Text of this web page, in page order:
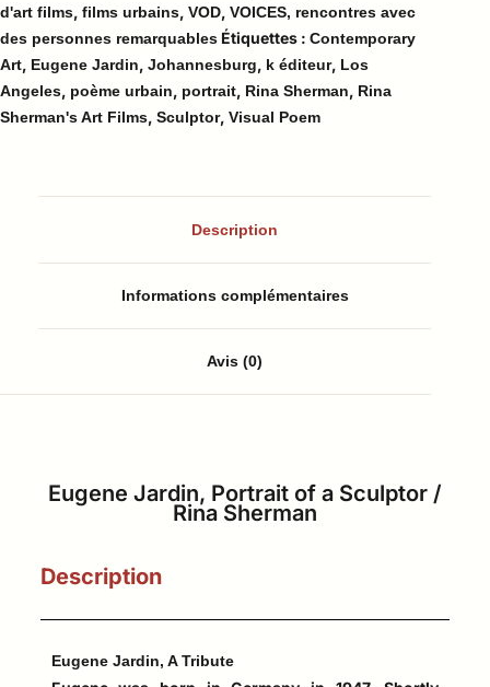
d'art films, films urbains, VOD, VOICES, rencontres avec
des personnes remarquables Étiquettes : Contemporary
Art, Eugene Jardin, Johannesburg, k éditeur, Los
Angeles, poème urbain, portrait, Rina Sherman, Rina
Sherman's Art Films, Sculptor, Visual Poem
Description
Informations complémentaires
Avis (0)
Eugene Jardin, Portrait of a Sculptor /
Rina Sherman
Description
Eugene Jardin, A Tribute